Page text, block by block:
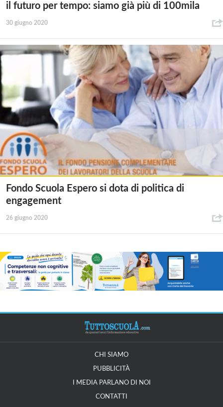
il futuro per tempo: siamo già più di 100mila
30 giugno 2020
Fondo Scuola Espero si dota di politica di
engagement
26 giugno 2020
CHI SIAMO
PUBBLICITÀ
I MEDIA PARLANO DI NOI
CONTATTI